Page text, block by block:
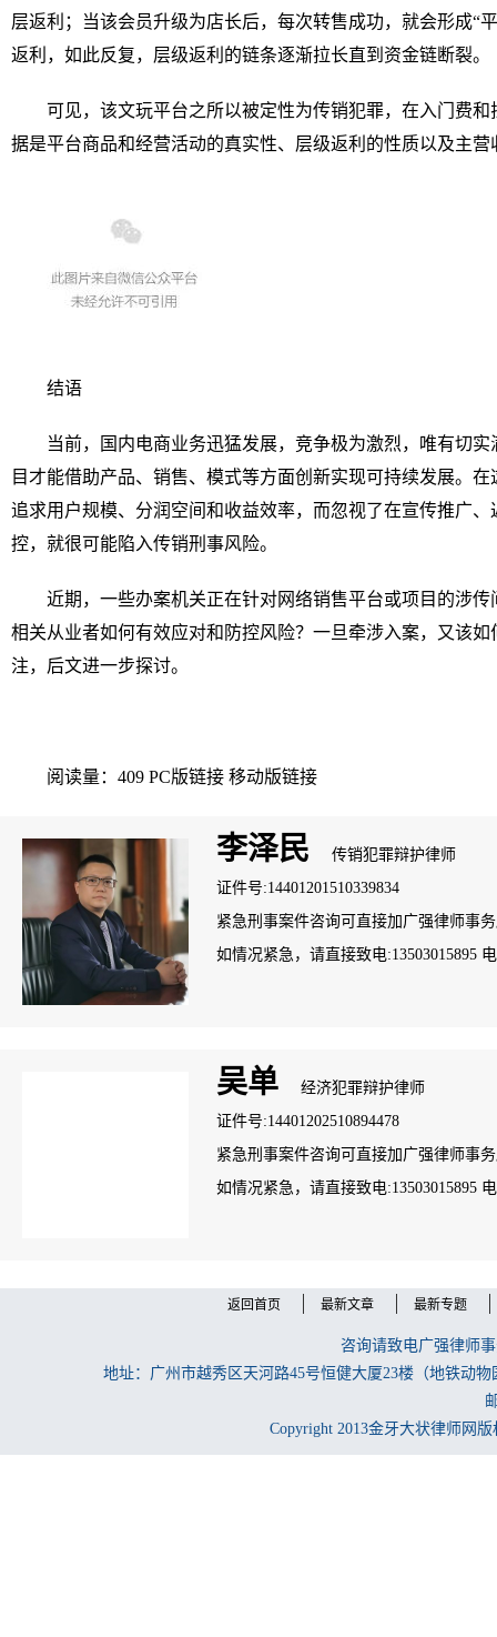
层返利；当该会员升级为店长后，每次转售成功，就会形成“
返利，如此反复，层级返利的链条逐渐拉长直到资金链断裂。
可见，该文玩平台之所以被定性为传销犯罪，在入门费
据是平台商品和经营活动的真实性、层级返利的性质以及主
结语
当前，国内电商业务迅猛发展，竞争极为激烈，唯有切
目才能借助产品、销售、模式等方面创新实现可持续发展。
追求用户规模、分润空间和收益效率，而忽视了在宣传推广
控，就很可能陷入传销刑事风险。
近期，一些办案机关正在针对网络销售平台或项目的涉
相关从业者如何有效应对和防控风险？一旦牵涉入案，又该
注，后文进一步探讨。
阅读量：409 PC版链接 移动版链接
李泽民
传销犯罪辩护律师
证件号:14401201510339834
紧急刑事案件咨询可直接加广强律师事
如情况紧急，请直接致电:13503015895
吴单
经济犯罪辩护律师
证件号:14401202510894478
紧急刑事案件咨询可直接加广强律师事
如情况紧急，请直接致电:13503015895
返回首页 最新文章 最新专题
咨询请致电广强律师
地址：广州市越秀区天河路45号恒健大厦23楼（地铁动
Copyright 2013金牙大状律师网